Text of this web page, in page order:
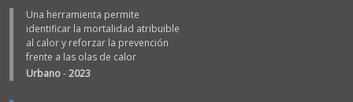
Una herramienta permite
identificar la mortalidad atribuible
al calor y reforzar la prevención
frente a las olas de calor
Urbano-2023